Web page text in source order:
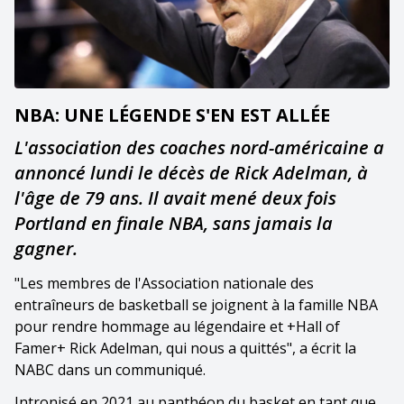
NBA: UNE LÉGENDE S'EN EST ALLÉE
L'association des coaches nord-américaine a
annoncé lundi le décès de Rick Adelman, à
l'âge de 79 ans. Il avait mené deux fois
Portland en finale NBA, sans jamais la
gagner.
"Les membres de l'Association nationale des
entraîneurs de basketball se joignent à la famille NBA
pour rendre hommage au légendaire et +Hall of
Famer+ Rick Adelman, qui nous a quittés", a écrit la
NABC dans un communiqué.